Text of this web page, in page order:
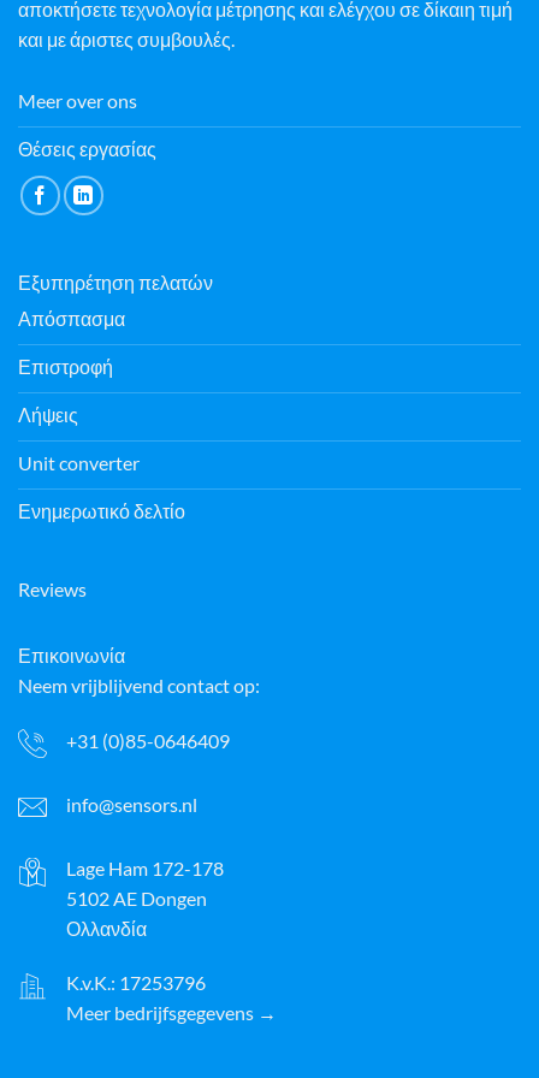
αποκτήσετε τεχνολογία μέτρησης και ελέγχου σε δίκαιη τιμή
και με άριστες συμβουλές.
Meer over ons
Θέσεις εργασίας
Εξυπηρέτηση πελατών
Απόσπασμα
Επιστροφή
Λήψεις
Unit converter
Ενημερωτικό δελτίο
Reviews
Επικοινωνία
Neem vrijblijvend contact op:
+31 (0)85-0646409
info@sensors.nl
Lage Ham 172-178
5102 AE Dongen
Ολλανδία
K.v.K.: 17253796
Meer bedrijfsgegevens →